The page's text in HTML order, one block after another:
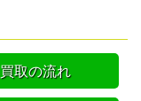
買取の流れ